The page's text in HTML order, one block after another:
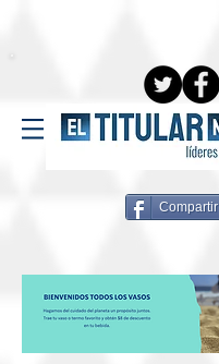
Compartir